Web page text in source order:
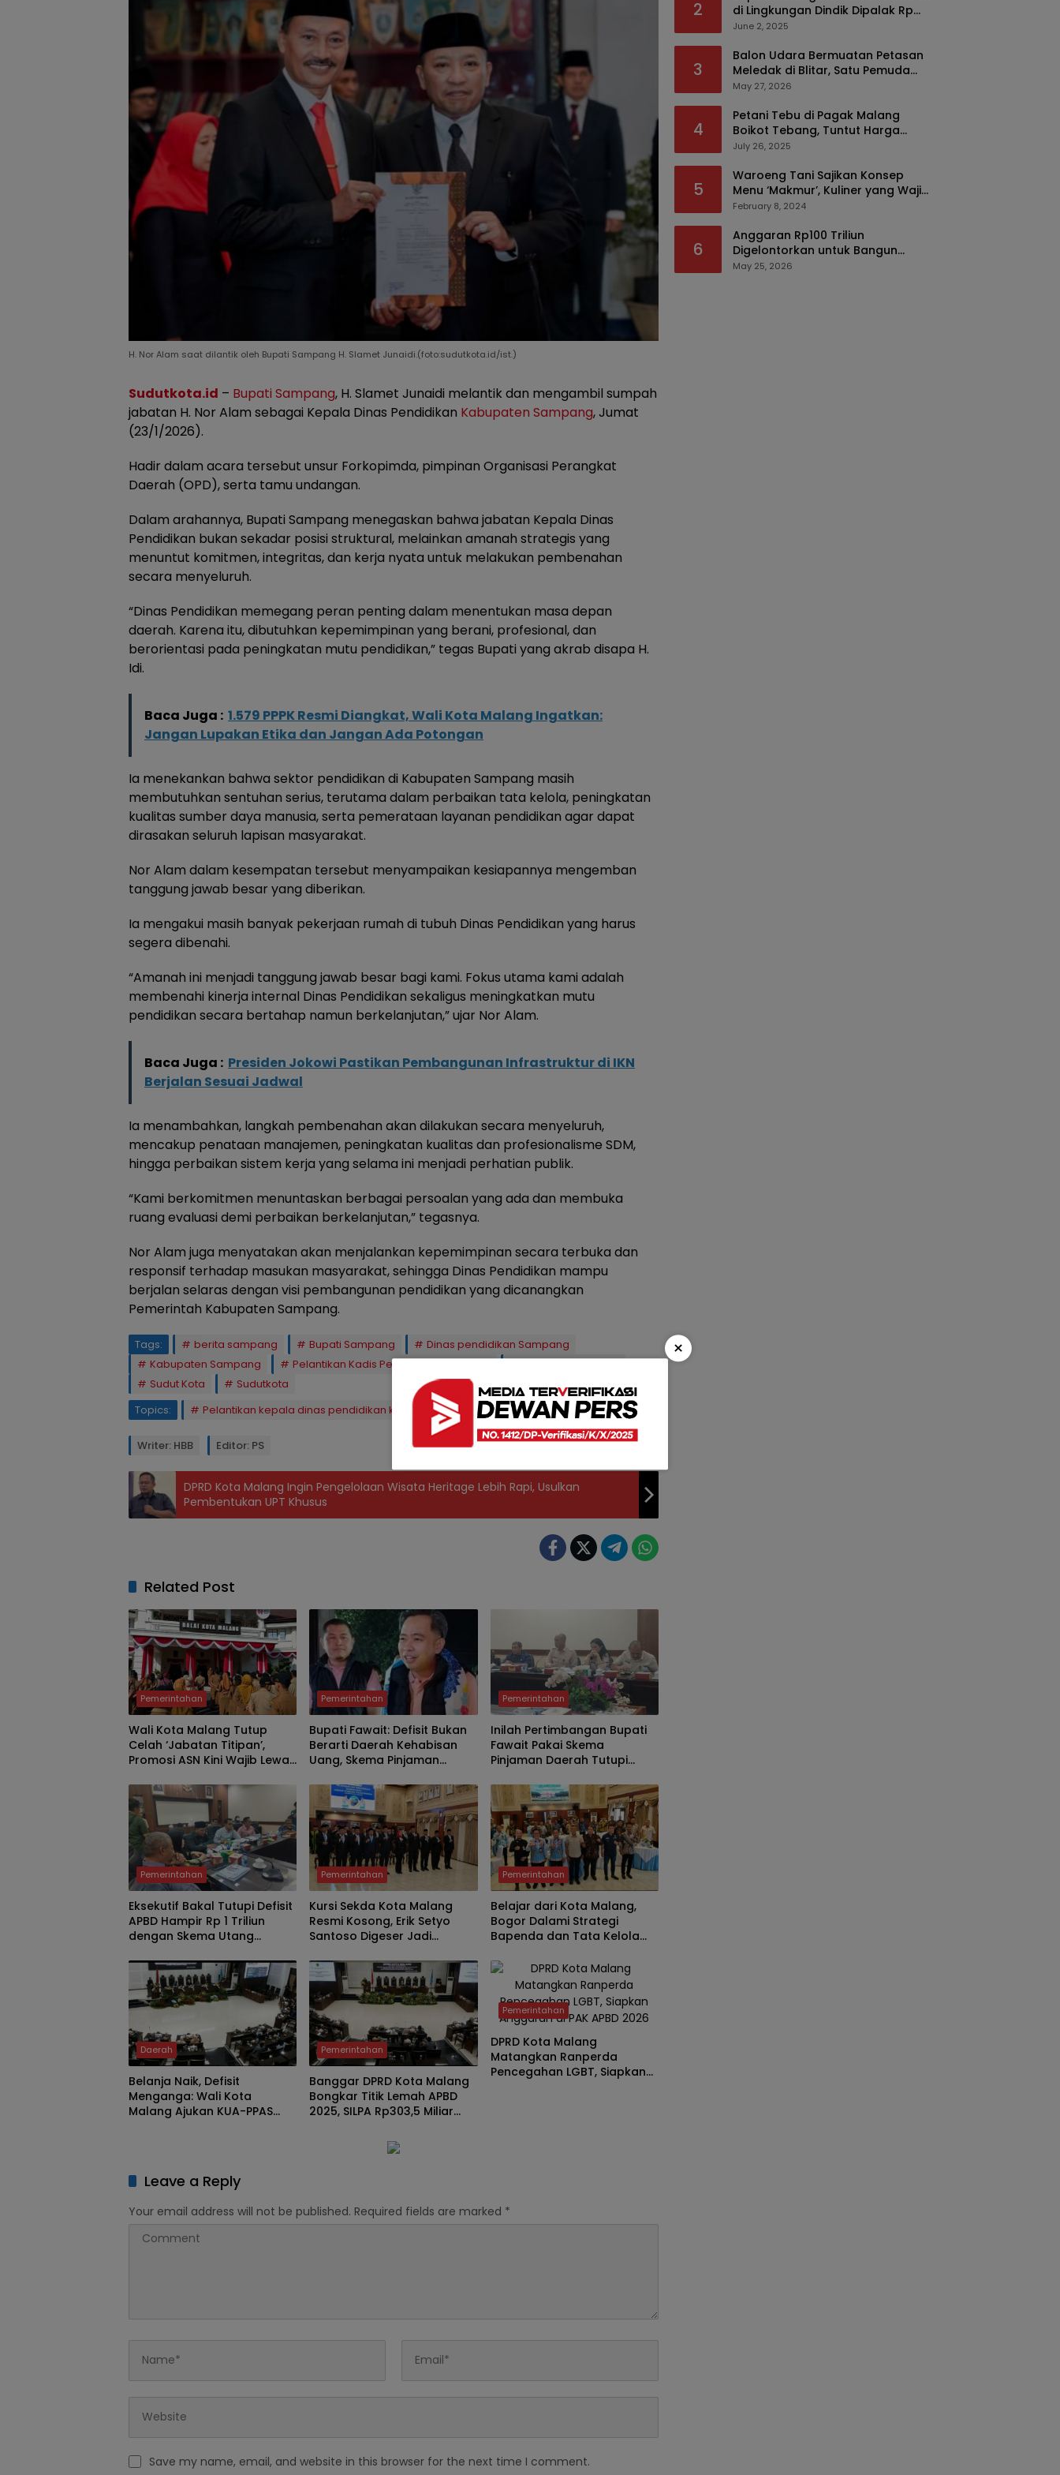
H. Nor Alam saat dilantik oleh Bupati Sampang H. Slamet Junaidi.(foto:sudutkota.id/ist.)
Sudutkota.id – Bupati Sampang, H. Slamet Junaidi melantik dan mengambil sumpah
jabatan H. Nor Alam sebagai Kepala Dinas Pendidikan Kabupaten Sampang, Jumat
(23/1/2026).
Hadir dalam acara tersebut unsur Forkopimda, pimpinan Organisasi Perangkat
Daerah (OPD), serta tamu undangan.
Dalam arahannya, Bupati Sampang menegaskan bahwa jabatan Kepala Dinas
Pendidikan bukan sekadar posisi struktural, melainkan amanah strategis yang
menuntut komitmen, integritas, dan kerja nyata untuk melakukan pembenahan
secara menyeluruh.
“Dinas Pendidikan memegang peran penting dalam menentukan masa depan
daerah. Karena itu, dibutuhkan kepemimpinan yang berani, profesional, dan
berorientasi pada peningkatan mutu pendidikan,” tegas Bupati yang akrab disapa H.
Idi.
Baca Juga : 1.579 PPPK Resmi Diangkat, Wali Kota Malang Ingatkan:
Jangan Lupakan Etika dan Jangan Ada Potongan
Ia menekankan bahwa sektor pendidikan di Kabupaten Sampang masih
membutuhkan sentuhan serius, terutama dalam perbaikan tata kelola, peningkatan
kualitas sumber daya manusia, serta pemerataan layanan pendidikan agar dapat
dirasakan seluruh lapisan masyarakat.
Nor Alam dalam kesempatan tersebut menyampaikan kesiapannya mengemban
tanggung jawab besar yang diberikan.
Ia mengakui masih banyak pekerjaan rumah di tubuh Dinas Pendidikan yang harus
segera dibenahi.
“Amanah ini menjadi tanggung jawab besar bagi kami. Fokus utama kami adalah
membenahi kinerja internal Dinas Pendidikan sekaligus meningkatkan mutu
pendidikan secara bertahap namun berkelanjutan,” ujar Nor Alam.
Baca Juga : Presiden Jokowi Pastikan Pembangunan Infrastruktur di IKN
Berjalan Sesuai Jadwal
Ia menambahkan, langkah pembenahan akan dilakukan secara menyeluruh,
mencakup penataan manajemen, peningkatan kualitas dan profesionalisme SDM,
hingga perbaikan sistem kerja yang selama ini menjadi perhatian publik.
“Kami berkomitmen menuntaskan berbagai persoalan yang ada dan membuka
ruang evaluasi demi perbaikan berkelanjutan,” tegasnya.
Nor Alam juga menyatakan akan menjalankan kepemimpinan secara terbuka dan
responsif terhadap masukan masyarakat, sehingga Dinas Pendidikan mampu
berjalan selaras dengan visi pembangunan pendidikan yang dicanangkan
Pemerintah Kabupaten Sampang.
Tags: berita sampang Bupati Sampang
Dinas pendidikan Sampang
Kabupaten Sampang
Pelantikan Kadis Pendidikan Sampang
Sudut Kota
Sudutkota
Topics:
Pelantikan kepala dinas pendidikan kabupaten sampang
Writer: HBB Editor: PS
DPRD Kota Malang Ingin Pengelolaan Wisata Heritage Lebih Rapi, Usulkan
Pembentukan UPT Khusus
Related Post
Pemerintahan
Wali Kota Malang Tutup
Celah ‘Jabatan Titipan’,
Promosi ASN Kini Wajib Lewat
Sistem Merit
Pemerintahan
Bupati Fawait: Defisit Bukan
Berarti Daerah Kehabisan
Uang, Skema Pinjaman
Jember Sehat
Pemerintahan
Inilah Pertimbangan Bupati
Fawait Pakai Skema
Pinjaman Daerah Tutupi
Pemerintahan
Eksekutif Bakal Tutupi Defisit
APBD Hampir Rp 1 Triliun
dengan Skema Utang
Pemerintahan
Kursi Sekda Kota Malang
Resmi Kosong, Erik Setyo
Santoso Digeser Jadi
Baru Manajemen Talenta
Pemerintahan
Belajar dari Kota Malang,
Bogor Dalami Strategi
Bapenda dan Tata Kelola
Daerah
Belanja Naik, Defisit
Menganga: Wali Kota
Malang Ajukan KUA-PPAS
Pemerintahan
Banggar DPRD Kota Malang
Bongkar Titik Lemah APBD
2025, SILPA Rp303,5 Miliar
Perencanaan dan Serapan
Pemerintahan
DPRD Kota Malang
Matangkan Ranperda
Pencegahan LGBT, Siapkan
Leave a Reply
Your email address will not be published. Required fields are marked *
Save my name, email, and website in this browser for the next time I comment.
2
di Lingkungan Dindik Dipalak Rp
150 Ribu Pakai Modus Tumpengan,
June 2, 2025
3
Balon Udara Bermuatan Petasan
Meledak di Blitar, Satu Pemuda
Tewas dan Dua Anak Luka Serius
May 27, 2026
4
Petani Tebu di Pagak Malang
Boikot Tebang, Tuntut Harga
yang Layak
July 26, 2025
5
Waroeng Tani Sajikan Konsep
Menu ‘Makmur’, Kuliner yang Wajib
Dikunjungi di Malang
February 8, 2024
6
Anggaran Rp100 Triliun
Digelontorkan untuk Bangun
Kembali Sumatra, Hunian Korban
May 25, 2026
×